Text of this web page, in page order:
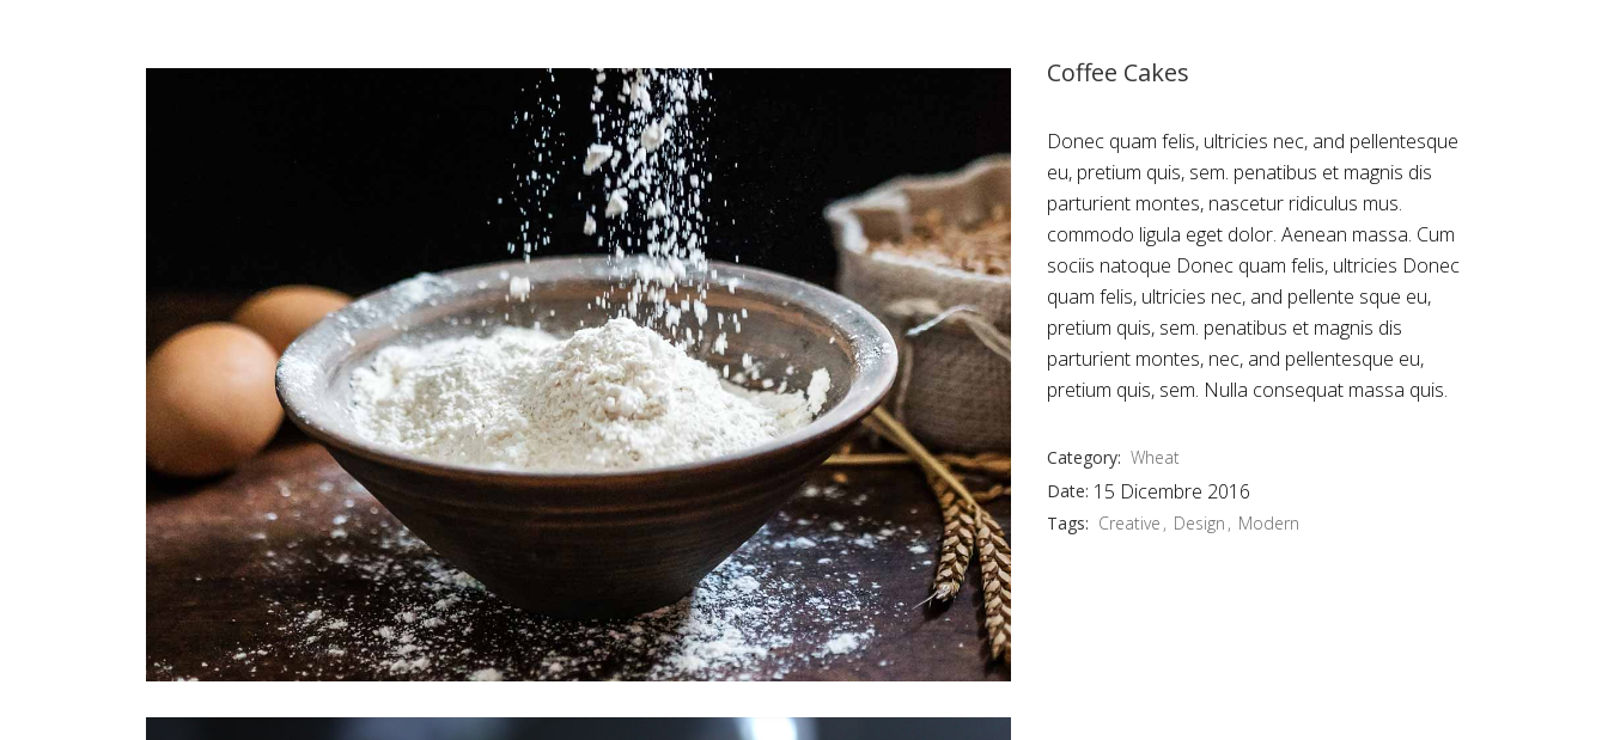
Coffee Cakes
Donec quam felis, ultricies nec, and pellentesque
eu, pretium quis, sem. penatibus et magnis dis
parturient montes, nascetur ridiculus mus.
commodo ligula eget dolor. Aenean massa. Cum
sociis natoque Donec quam felis, ultricies Donec
quam felis, ultricies nec, and pellente sque eu,
pretium quis, sem. penatibus et magnis dis
parturient montes, nec, and pellentesque eu,
pretium quis, sem. Nulla consequat massa quis.
Category: Wheat
Date: 15 Dicembre 2016
Tags: Creative Design Modern